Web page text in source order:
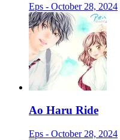
Eps - October 28, 2024
Ao Haru Ride
Eps - October 28, 2024